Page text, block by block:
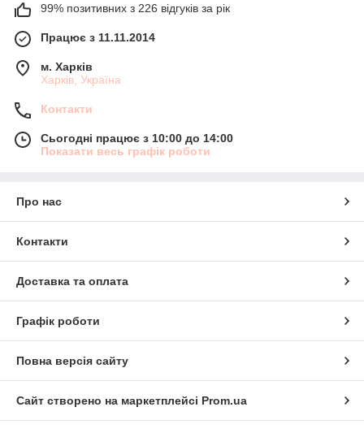
99% позитивних з 226 відгуків за рік
Працює з 11.11.2014
м. Харків
Харків, Україна
Контакти
Сьогодні працює з 10:00 до 14:00
Показати весь графік роботи
Про нас
Контакти
Доставка та оплата
Графік роботи
Повна версія сайту
Сайт створено на маркетплейсі Prom.ua